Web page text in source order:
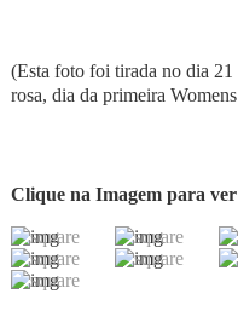
(Esta foto foi tirada no dia
rosa, dia da primeira
Clique na Imagem para